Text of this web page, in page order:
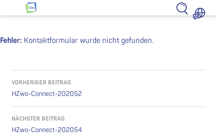
Zum Inhalt springen
HZwo – Antrieb für Sachsen
Fehler: Kontaktformular wurde nicht gefunden.
VORHERIGER BEITRAG
HZwo-Connect-202052
NÄCHSTER BEITRAG
HZwo-Connect-202054